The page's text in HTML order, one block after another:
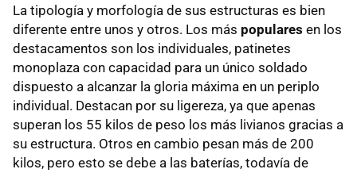
La tipología y morfología de sus estructuras es bien
diferente entre unos y otros. Los más populares en los
destacamentos son los individuales, patinetes
monoplaza con capacidad para un único soldado
dispuesto a alcanzar la gloria máxima en un periplo
individual. Destacan por su ligereza, ya que apenas
superan los 55 kilos de peso los más livianos gracias a
su estructura. Otros en cambio pesan más de 200
kilos, pero esto se debe a las baterías, todavía de